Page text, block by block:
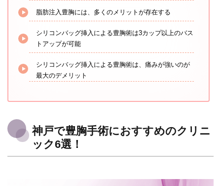
脂肪注入豊胸には、多くのメリットが存在する
シリコンバッグ挿入による豊胸術は3カップ以上のバス
トアップが可能
シリコンバッグ挿入による豊胸術は、痛みが強いのが
最大のデメリット
神戸で豊胸手術におすすめのクリニ
ック6選！